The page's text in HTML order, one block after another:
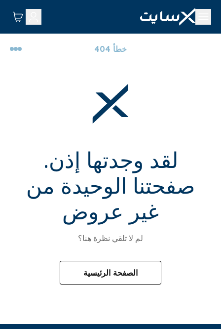
خطأ 404
لقد وجدتها إذن.
صفحتنا الوحيدة من
غير عروض
لم لا تلقي نظرة هنا؟
الصفحة الرئيسية